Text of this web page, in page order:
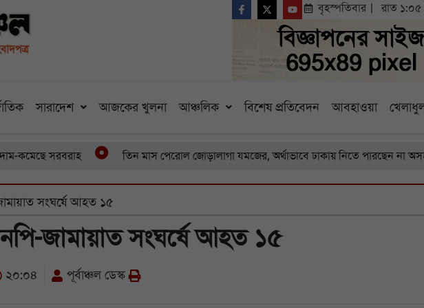
বৃহস্পতিবার রাত ১:০৫
সারাদেশ আজকের খুলনা আঞ্চলিক বিশেষ প্রতিবেদন আবহাওয়া
সরবরাহ তিন মাস পেরোল জোড়ালাগা যমজের, অর্থাভাবে ঢাকায় নিতে পারছেন না অসহায় বাবা
সংঘর্ষে আহত ১৫
জামায়াত সংঘর্ষে আহত ১৫
২০:০৪ পূর্বাঞ্চল ডেস্ক